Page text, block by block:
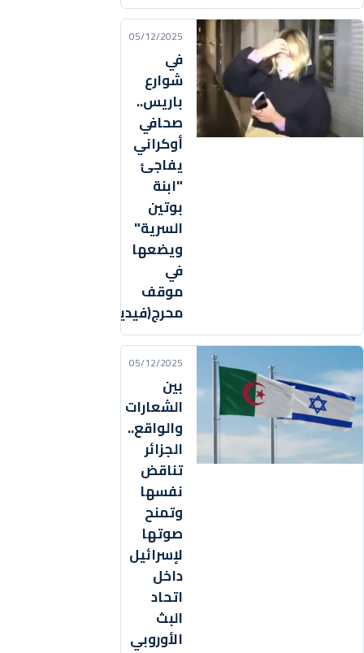
05/12/2025
في
شوارع
باريس..
صحافي
أوكراني
يفاجئ
"ابنة
بوتين
السرية"
ويضعها
في
موقف
محرج(فيديو)
05/12/2025
بين
الشعارات
والواقع..
الجزائر
تناقض
نفسها
وتمنح
صوتها
لإسرائيل
داخل
اتحاد
البث
الأوروبي